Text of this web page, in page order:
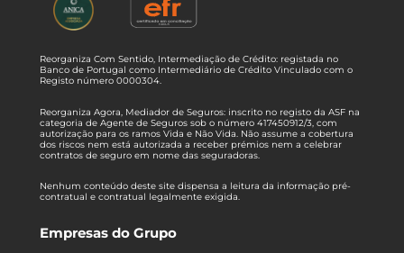
Reorganiza Com Sentido, Intermediação de Crédito: registada no
Banco de Portugal como Intermediário de Crédito Vinculado com o
Registo número 0000304.
Reorganiza Agora, Mediador de Seguros: inscrito no registo da ASF na
categoria de Agente de Seguros sob o número 417450912/3, com
autorização para os ramos Vida e Não Vida. Não assume a cobertura
dos riscos nem está autorizada a receber prémios nem a celebrar
contratos de seguro em nome das seguradoras.
Nenhum conteúdo deste site dispensa a leitura da informação pré-
contratual e contratual legalmente exigida.
Empresas do Grupo